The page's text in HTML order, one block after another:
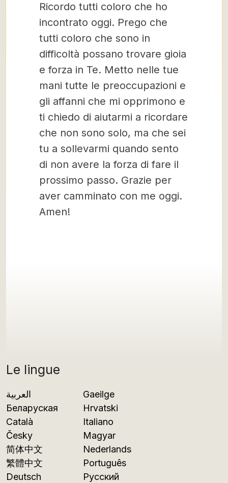
Le lingue
العربية
Беларуская
Català
Česky
简体中文
繁體中文
Deutsch
Gaeilge
Hrvatski
Italiano
Magyar
Nederlands
Português
Русский
Ricordo tutti coloro che ho
incontrato oggi. Prego che
tutti coloro che sono in
difficoltà possano trovare gioia
e forza in Te. Metto nelle tue
mani tutte le preoccupazioni e
gli affanni che mi opprimono e
ti chiedo di aiutarmi a ricordare
che non sono solo, ma che sei
tu a sollevarmi quando sento
di non avere la forza di fare il
prossimo passo. Grazie per
aver camminato con me oggi.
Amen!